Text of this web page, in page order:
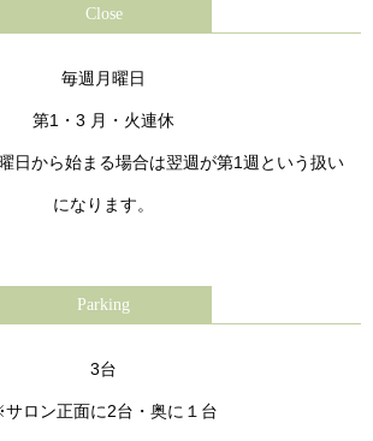
Close
毎週月曜日
第1・3 月・火連休
日から始まる場合は翌週が第1週という扱い
になります。
Parking
3台
ロン正面に2台・奥に１台